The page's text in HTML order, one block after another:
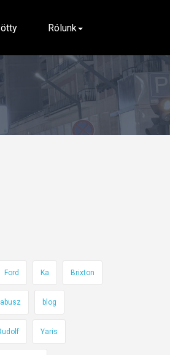
Rólunk
Ford Ka Brixton
blog
Yaris